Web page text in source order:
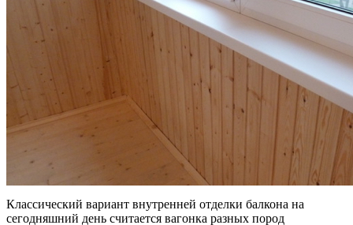
Классический вариант внутренней отделки балкона на
сегодняшний день считается вагонка разных пород